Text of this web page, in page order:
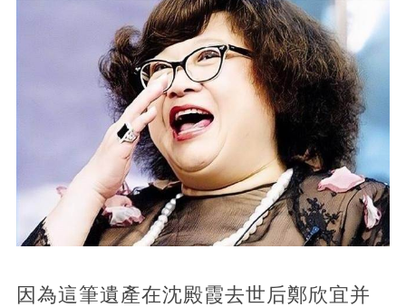
因為這筆遺產在沈殿霞去世后鄭欣宜并